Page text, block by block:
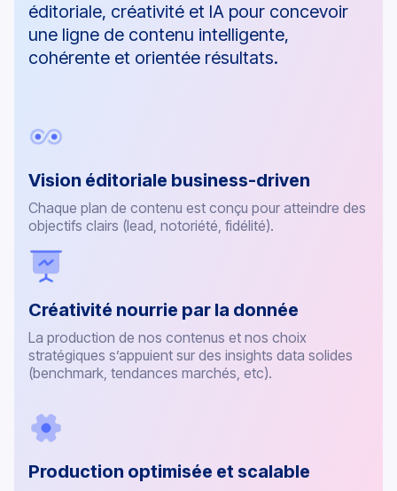
éditoriale, créativité et IA pour concevoir
une ligne de contenu intelligente,
cohérente et orientée résultats.
Vision éditoriale business-driven
Chaque plan de contenu est conçu pour atteindre des
objectifs clairs (lead, notoriété, fidélité).
Créativité nourrie par la donnée
La production de nos contenus et nos choix
stratégiques s’appuient sur des insights data solides
(benchmark, tendances marchés, etc).
Production optimisée et scalable